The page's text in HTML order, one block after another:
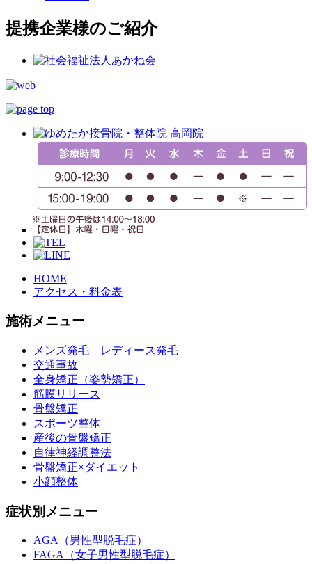
提携企業様のご紹介
HOME
アクセス・料金表
施術メニュー
メンズ発毛 レディース発毛
交通事故
全身矯正（姿勢矯正）
筋膜リリース
骨盤矯正
スポーツ整体
産後の骨盤矯正
自律神経調整法
骨盤矯正×ダイエット
小顔整体
症状別メニュー
AGA（男性型脱毛症）
FAGA（女子男性型脱毛症）